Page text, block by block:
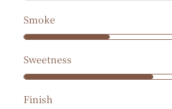
Smoke
Sweetness
Finish